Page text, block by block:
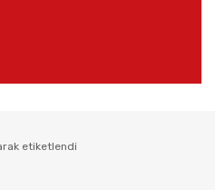
etiketlendi